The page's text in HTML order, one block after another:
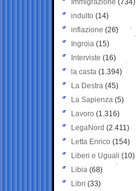
Immigrazione (734)
indulto (14)
inflazione (26)
Ingroia (15)
Interviste (16)
la casta (1.394)
La Destra (45)
La Sapienza (5)
Lavoro (1.316)
LegaNord (2.411)
Letta Enrico (154)
Liberi e Uguali (10)
Libia (68)
Libri (33)